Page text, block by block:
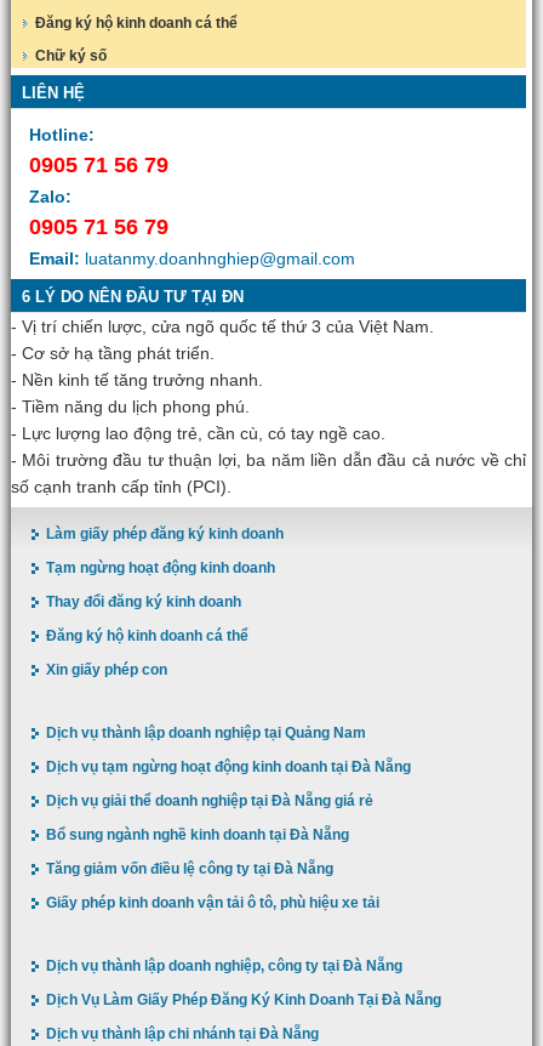
Đăng ký hộ kinh doanh cá thể
Chữ ký số
LIÊN HỆ
Hotline:
0905 71 56 79
Zalo:
0905 71 56 79
Email: luatanmy.doanhnghiep@gmail.com
6 LÝ DO NÊN ĐẦU TƯ TẠI ĐN
- Vị trí chiến lược, cửa ngõ quốc tế thứ 3 của Việt Nam.
- Cơ sở hạ tầng phát triển.
- Nền kinh tế tăng trưởng nhanh.
- Tiềm năng du lịch phong phú.
- Lực lượng lao động trẻ, cần cù, có tay ngề cao.
- Môi trường đầu tư thuận lợi, ba năm liền dẫn đầu cả nước về chỉ
số cạnh tranh cấp tỉnh (PCI).
Làm giấy phép đăng ký kinh doanh
Tạm ngừng hoạt động kinh doanh
Thay đổi đăng ký kinh doanh
Đăng ký hộ kinh doanh cá thể
Xin giấy phép con
Dịch vụ thành lập doanh nghiệp tại Quảng Nam
Dịch vụ tạm ngừng hoạt động kinh doanh tại Đà Nẵng
Dịch vụ giải thể doanh nghiệp tại Đà Nẵng giá rẻ
Bổ sung ngành nghề kinh doanh tại Đà Nẵng
Tăng giảm vốn điều lệ công ty tại Đà Nẵng
Giấy phép kinh doanh vận tải ô tô, phù hiệu xe tải
Dịch vụ thành lập doanh nghiệp, công ty tại Đà Nẵng
Dịch Vụ Làm Giấy Phép Đăng Ký Kinh Doanh Tại Đà Nẵng
Dịch vụ thành lập chi nhánh tại Đà Nẵng